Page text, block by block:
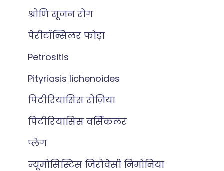
श्रोणि सूजन रोग
पेरीटॉन्सिलर फोड़ा
Petrositis
Pityriasis lichenoides
पिटीरियासिस रोज़िया
पिटीरियासिस वर्सिकलर
प्लेग
न्यूमोसिस्टिस जिरोवेसी निमोनिया